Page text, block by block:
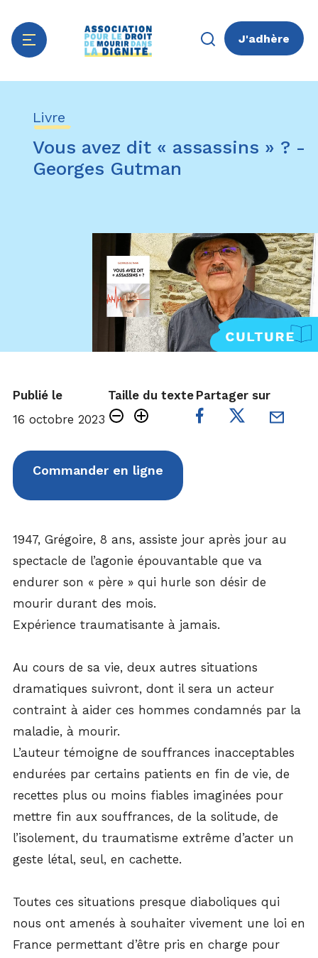
contenu
principal
J'adhère
Livre
Vous avez dit « assassins » ? -
Georges Gutman
Publié le
16 octobre 2023
Taille du texte Partager sur
Commander en ligne
1947, Grégoire, 8 ans, assiste jour après jour au
spectacle de l’agonie épouvantable que va
endurer son « père » qui hurle son désir de
mourir durant des mois.
Expérience traumatisante à jamais.
Au cours de sa vie, deux autres situations
dramatiques suivront, dont il sera un acteur
contraint à aider ces hommes condamnés par la
maladie, à mourir.
L’auteur témoigne de souffrances inacceptables
endurées par certains patients en fin de vie, de
recettes plus ou moins fiables imaginées pour
mettre fin aux souffrances, de la solitude, de
l’isolement, du traumatisme extrême d’acter un
geste létal, seul, en cachette.
Toutes ces situations presque diaboliques qui
nous ont amenés à souhaiter vivement une loi en
France permettant d’être pris en charge pour